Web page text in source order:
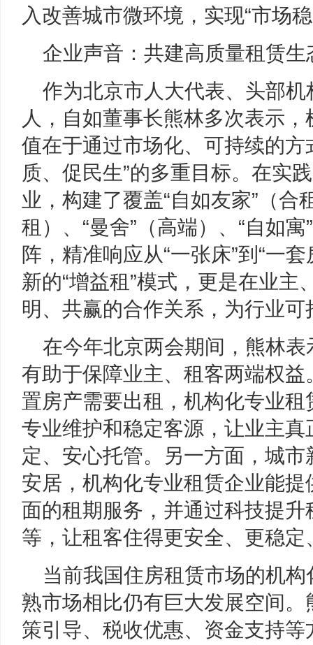
入改善城市微环境，实现“市场
企业声音：共建高质量租赁生
作为北京市人大代表、头部
人，自如董事长熊林多次表示
值在于通过市场化、可持续的方
质、促民生”的多重目标。在实
业，构建了覆盖“自如友家”（合
租）、“曼舍”（高端）、“自如
阵，精准响应从“一张床”到“一
新的“增益租”模式，更是在业主
明、共赢的合作关系，为行业
在今年北京两会期间，熊林表
有助于保障业主、租客两端权
置房产需要出租，机构化专业
专业维护和稳定客源，让业主
定、安心托管。另一方面，城
安居，机构化专业租赁企业能
面的租期服务，并通过科技提
等，让租客住得更安全、更稳定
当前我国住房租赁市场的机
熟市场相比仍有巨大发展空间。
策引导、税收优惠、资金支持